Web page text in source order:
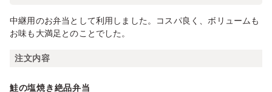
中継用のお弁当として利用しました。コスパ良く、ボリュームも
お味も大満足とのことでした。
注文内容
鮭の塩焼き絶品弁当